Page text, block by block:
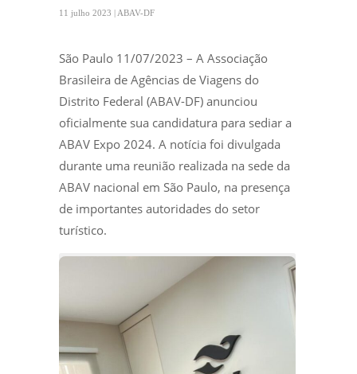
11 julho 2023 | ABAV-DF
São Paulo 11/07/2023 – A Associação
Brasileira de Agências de Viagens do
Distrito Federal (ABAV-DF) anunciou
oficialmente sua candidatura para sediar a
ABAV Expo 2024. A notícia foi divulgada
durante uma reunião realizada na sede da
ABAV nacional em São Paulo, na presença
de importantes autoridades do setor
turístico.